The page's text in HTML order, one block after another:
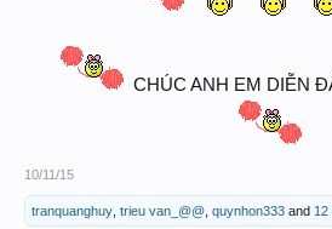
CHÚC ANH EM DIỄN
10/11/15
tranquanghuy trieu van_@@ quynhon333 and 12